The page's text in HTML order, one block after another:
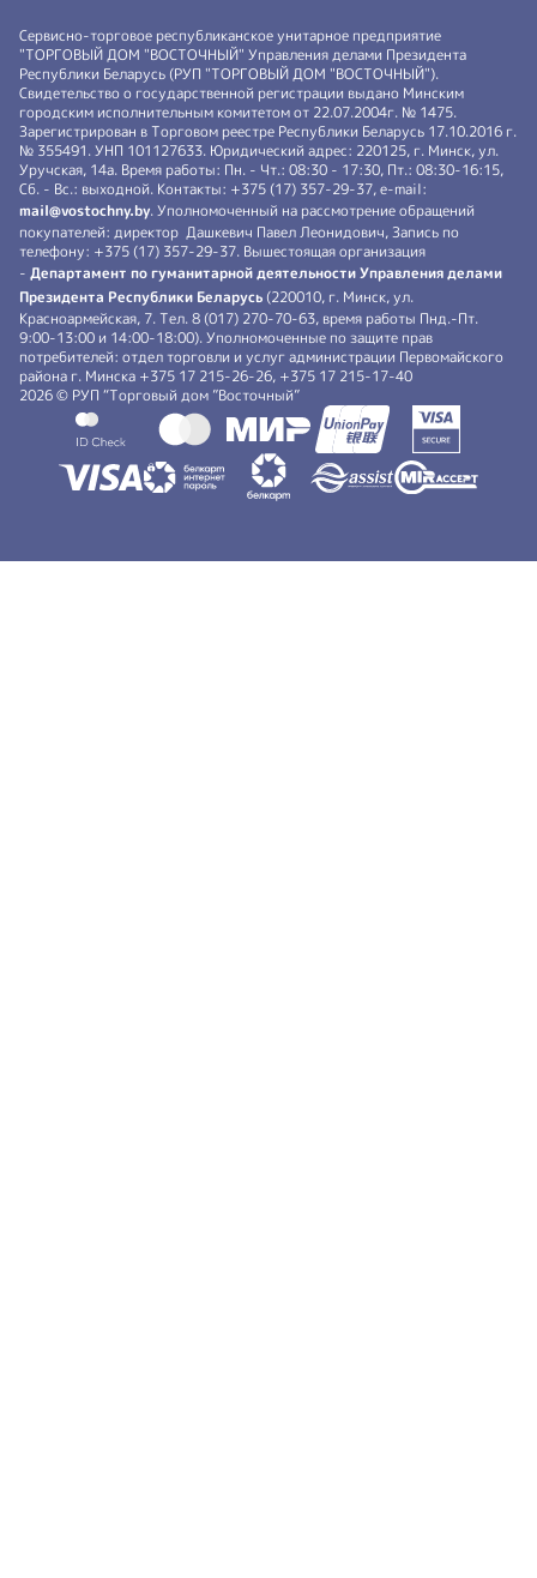
Сервисно-торговое республиканское унитарное предприятие
"ТОРГОВЫЙ ДОМ "ВОСТОЧНЫЙ" Управления делами Президента
Республики Беларусь (РУП "ТОРГОВЫЙ ДОМ "ВОСТОЧНЫЙ").
Свидетельство о государственной регистрации выдано Минским
городским исполнительным комитетом от 22.07.2004г. № 1475.
Зарегистрирован в Торговом реестре Республики Беларусь 17.10.2016 г.
№ 355491. УНП 101127633. Юридический адрес: 220125, г. Минск, ул.
Уручская, 14а. Время работы: Пн. - Чт.: 08:30 - 17:30, Пт.: 08:30-16:15,
Сб. - Вс.: выходной. Контакты: +375 (17) 357-29-37, e-mail:
mail@vostochny.by. Уполномоченный на рассмотрение обращений
покупателей: директор Дашкевич Павел Леонидович, Запись по
телефону: +375 (17) 357-29-37. Вышестоящая организация
-Департамент по гуманитарной деятельности Управления делами
Президента Республики Беларусь(220010, г. Минск, ул.
Красноармейская, 7. Тел. 8 (017) 270-70-63, время работы Пнд.-Пт.
9:00-13:00 и 14:00-18:00). Уполномоченные по защите прав
потребителей: отдел торговли и услуг администрации Первомайского
района г. Минска +375 17 215-26-26, +375 17 215-17-40
2026 © РУП “Торговый дом ”Восточный”